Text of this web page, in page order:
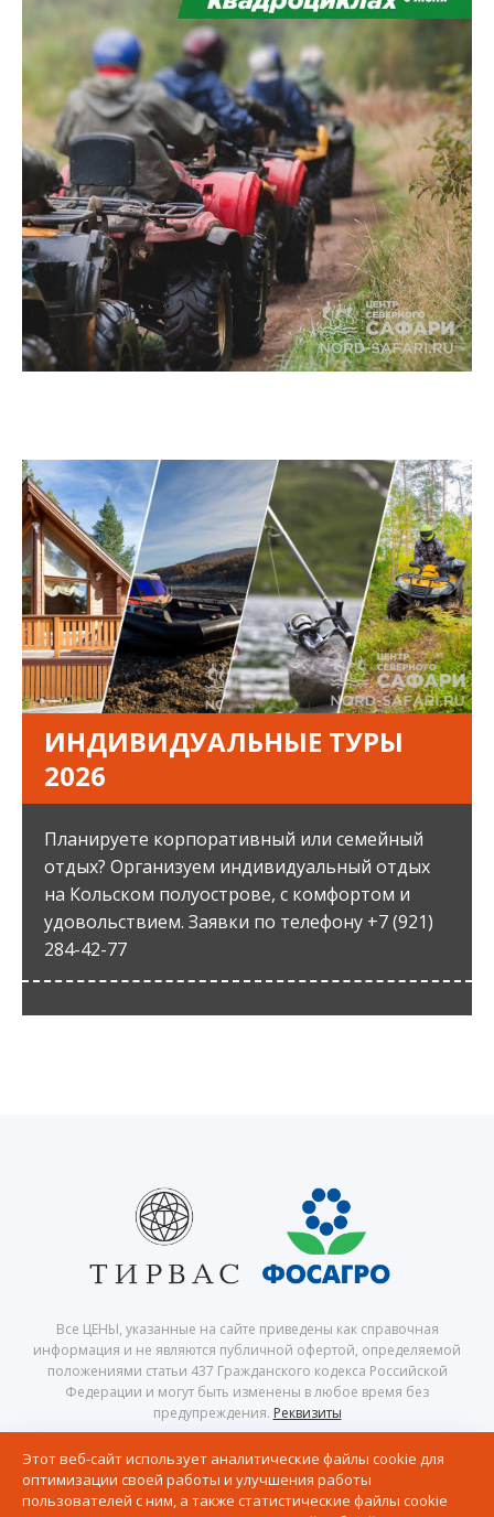
ИНДИВИДУАЛЬНЫЕ ТУРЫ
2026
Планируете корпоративный или семейный
отдых? Организуем индивидуальный отдых
на Кольском полуострове, с комфортом и
удовольствием. Заявки по телефону +7 (921)
284-42-77
Все ЦЕНЫ, указанные на сайте приведены как справочная
информация и не являются публичной офертой, определяемой
положениями статьи 437 Гражданского кодекса Российской
Федерации и могут быть изменены в любое время без
предупреждения. Реквизиты
Мурманская область, Кольский полуостров
Политика в отношении обработки персональных данных
Согласие на получение рассылки рекламно-информационных
Этот веб-сайт использует аналитические файлы cookie для
оптимизации своей работы и улучшения работы
пользователей с ним, а также статистические файлы cookie